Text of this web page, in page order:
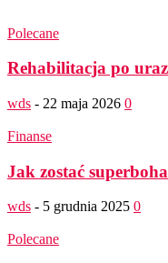
Polecane
Rehabilitacja po
wds - 22 maja 2026 0
Finanse
Jak zostać
wds - 5 grudnia 2025 0
Polecane